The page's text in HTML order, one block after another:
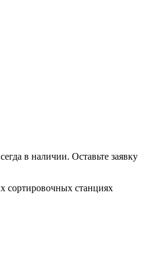
в наличии. Оставьте заявку
сортировочных станциях